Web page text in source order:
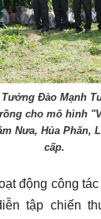
Đào Mạnh
cho mô hình
Nưa, Hủa Phăn,
cấp.
động công
tập chiến